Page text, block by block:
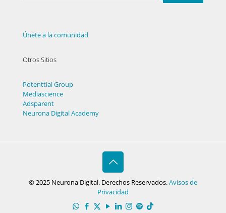
Únete a la comunidad
Otros Sitios
Potenttial Group
Mediascience
Adsparent
Neurona Digital Academy
© 2025 Neurona Digital. Derechos Reservados.Avisos de
Privacidad